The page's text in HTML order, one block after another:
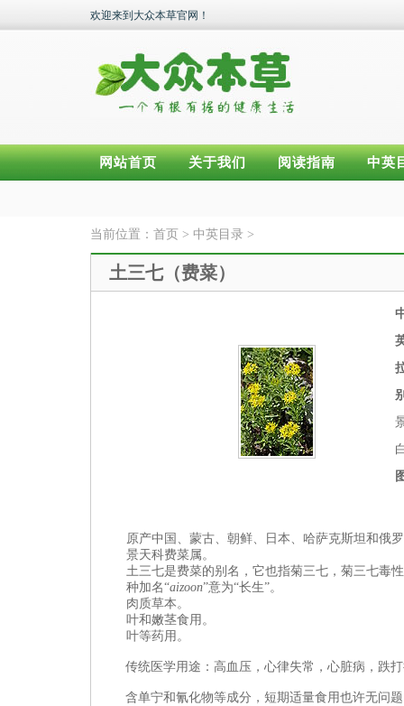
欢迎来到大众本草官网！
网站首页 关于我们 阅读指南 中英
当前位置： 首页 > 中英目录 >
土三七（费菜）
原产中国、蒙古、朝鲜、日本、哈萨克斯坦和俄
景天科费菜属。
土三七是费菜的别名，它也指菊三七，菊三七毒
种加名“aizoon”意为“长生”。
肉质草本。
叶和嫩茎食用。
叶等药用。
传统医学用途：高血压，心律失常，心脏病，跌
含单宁和氰化物等成分，短期适量食用也许无问